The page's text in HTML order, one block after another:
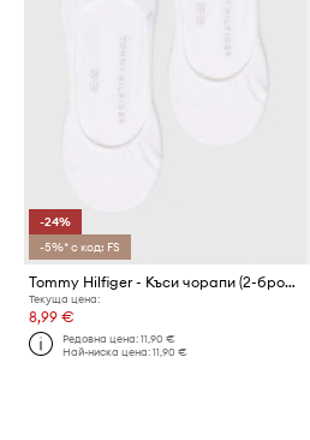
-24%
-5%* с код: FS
Tommy Hilfiger - Къси чорапи (2-бройки)
Текуща цена:
8,99 €
Редовна цена:11,90 €
Най-ниска цена:11,90 €